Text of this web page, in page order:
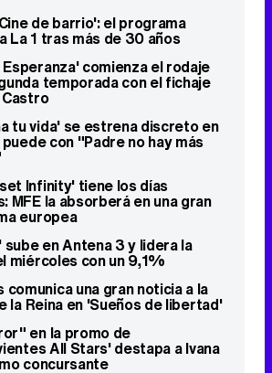
1k 6,4k 258k
de barrio': el programa
La 1 tras más de 30 años
comienza el rodaje
temporada con el fichaje
tu vida' se estrena discreto en
puede con "Padre no hay más